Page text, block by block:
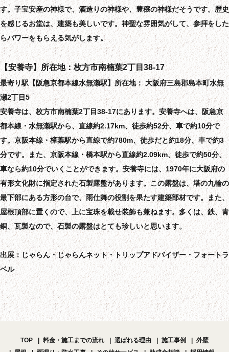
す。子宝安産の神様で、酒造りの神様や、豊穣の神様だそうです。歴史
を感じるお堂は、建築も美しいです。神聖な雰囲気がして、参拝をした
らパワーをもらえる気がします。
【安養寺】所在地：枚方市南楠葉2丁目38-17
最寄り駅【阪急京都本線水無瀬駅】所在地： 大阪府三島郡島本町水無
瀬2丁目5
安養寺は、枚方市南楠葉2丁目38-17にあります。安養寺へは、阪急京
都本線・水無瀬駅から、直線約2.17km、徒歩約52分、車で約10分で
す。京阪本線・樟葉駅から直線で約780m、徒歩だと約18分、車で約3
分です。また、京阪本線・橋本駅から直線約2.09km、徒歩で約50分、
車なら約10分でいくことができます。安養寺には、1970年に大阪府の
有形文化財に指定された石製露盤があります。この露盤は、塔の九輪の
最下部にある方形の台で、雨仕舞の役割を果たす建築部材です。また、
屋根頂部に置くので、上に宝珠を載せ装飾も兼ねます。多くは、鉄、青
銅、瓦製なので、石製の露盤はとても珍しいと思います。
出展：じゃらん・じゃらんネット・トリップアドバイザー・フォートラ
ベル
TOP 料金・施工までの流れ 選ばれる理由 施工事例
外壁